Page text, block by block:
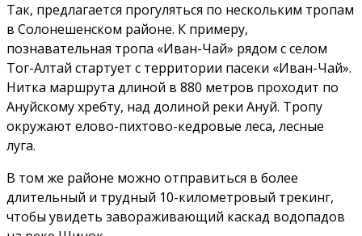
Так, предлагается прогуляться по нескольким тропам
в Солонешенском районе. К примеру,
познавательная тропа «Иван-Чай» рядом с селом
Тог-Алтай стартует с территории пасеки «Иван-Чай».
Нитка маршрута длиной в 880 метров проходит по
Ануйскому хребту, над долиной реки Ануй. Тропу
окружают елово-пихтово-кедровые леса, лесные
луга.
В том же районе можно отправиться в более
длительный и трудный 10-километровый трекинг,
чтобы увидеть завораживающий каскад водопадов